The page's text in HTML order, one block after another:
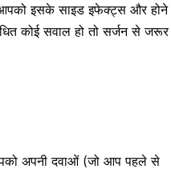
इसके साइड इफेक्ट्स और होने
कोई सवाल हो तो सर्जन से जरूर
अपनी दवाओं (जो आप पहले से